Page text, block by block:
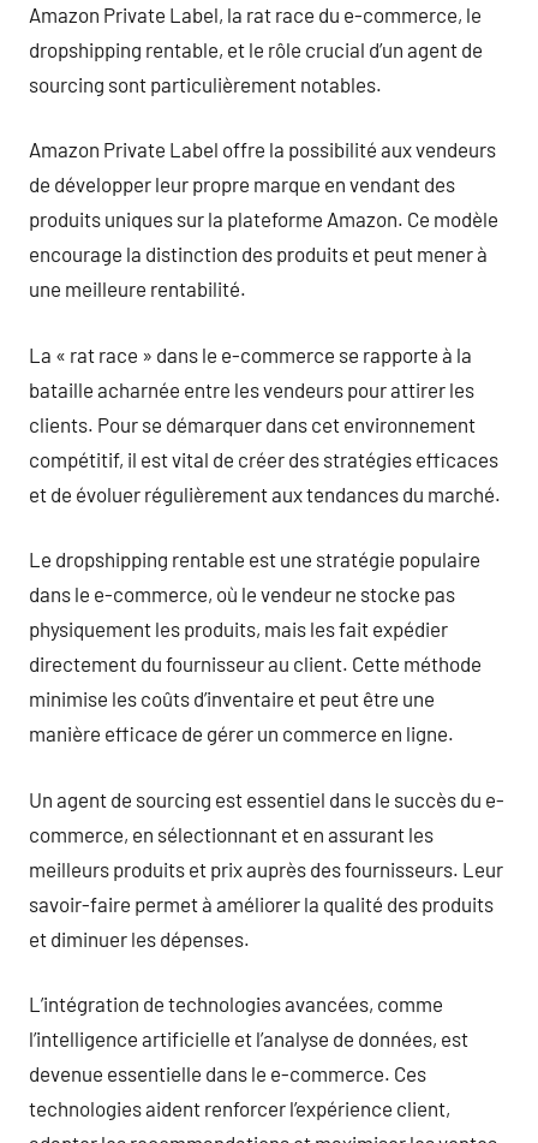
Amazon Private Label, la rat race du e-commerce, le
dropshipping rentable, et le rôle crucial d’un agent de
sourcing sont particulièrement notables.
Amazon Private Label offre la possibilité aux vendeurs
de développer leur propre marque en vendant des
produits uniques sur la plateforme Amazon. Ce modèle
encourage la distinction des produits et peut mener à
une meilleure rentabilité.
La « rat race » dans le e-commerce se rapporte à la
bataille acharnée entre les vendeurs pour attirer les
clients. Pour se démarquer dans cet environnement
compétitif, il est vital de créer des stratégies efficaces
et de évoluer régulièrement aux tendances du marché.
Le dropshipping rentable est une stratégie populaire
dans le e-commerce, où le vendeur ne stocke pas
physiquement les produits, mais les fait expédier
directement du fournisseur au client. Cette méthode
minimise les coûts d’inventaire et peut être une
manière efficace de gérer un commerce en ligne.
Un agent de sourcing est essentiel dans le succès du e-
commerce, en sélectionnant et en assurant les
meilleurs produits et prix auprès des fournisseurs. Leur
savoir-faire permet à améliorer la qualité des produits
et diminuer les dépenses.
L’intégration de technologies avancées, comme
l’intelligence artificielle et l’analyse de données, est
devenue essentielle dans le e-commerce. Ces
technologies aident renforcer l’expérience client,